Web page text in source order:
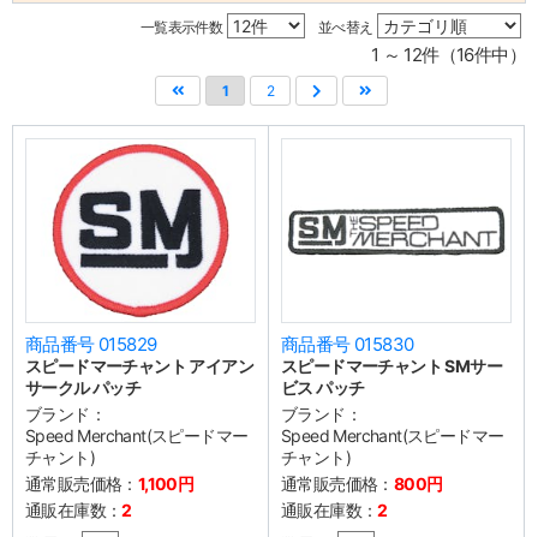
一覧表示件数 並べ替え
1 ～ 12件（16件中）
1 2
商品番号 015829
スピードマーチャント アイアン
サークル パッチ
ブランド：
Speed Merchant(スピードマー
チャント)
通常販売価格： 1,100円
通販在庫数：2
商品番号 015830
スピードマーチャント SMサー
ビス パッチ
ブランド：
Speed Merchant(スピードマー
チャント)
通常販売価格： 800円
通販在庫数：2